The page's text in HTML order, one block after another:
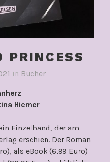
PRINCESS
in Bücher
Hiemer
Einzelband, der am
erschien. Der Roman
als eBook (6,99 Euro)